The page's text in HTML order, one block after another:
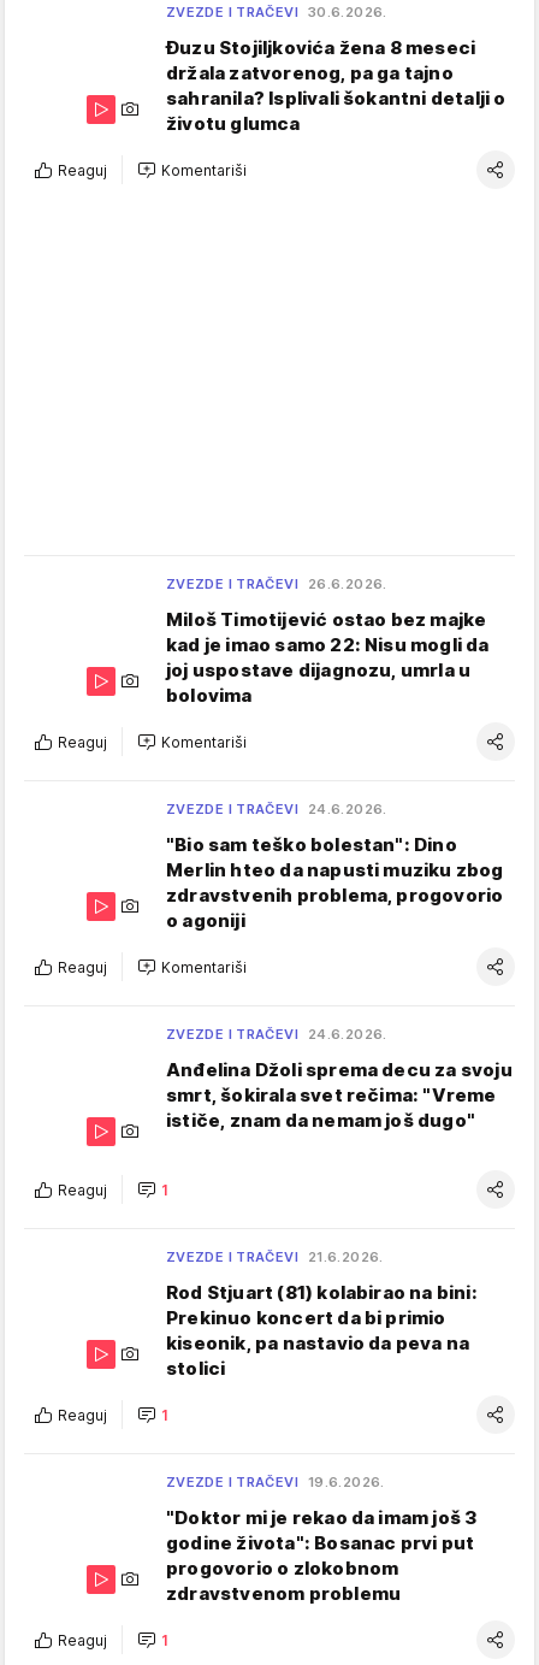
ZVEZDE I TRAČEVI 30.6.2026.
Đuzu Stojiljkovića žena 8 meseci
držala zatvorenog, pa ga tajno
sahranila? Isplivali šokantni detalji o
životu glumca
Reaguj Komentariši
ZVEZDE I TRAČEVI 26.6.2026.
Miloš Timotijević ostao bez majke
kad je imao samo 22: Nisu mogli da
joj uspostave dijagnozu, umrla u
bolovima
Reaguj Komentariši
ZVEZDE I TRAČEVI 24.6.2026.
"Bio sam teško bolestan": Dino
Merlin hteo da napusti muziku zbog
zdravstvenih problema, progovorio
o agoniji
Reaguj Komentariši
ZVEZDE I TRAČEVI 24.6.2026.
Anđelina Džoli sprema decu za svoju
smrt, šokirala svet rečima: "Vreme
ističe, znam da nemam još dugo"
Reaguj 1
ZVEZDE I TRAČEVI 21.6.2026.
Rod Stjuart (81) kolabirao na bini:
Prekinuo koncert da bi primio
kiseonik, pa nastavio da peva na
stolici
Reaguj 1
ZVEZDE I TRAČEVI 19.6.2026.
"Doktor mi je rekao da imam još 3
godine života": Bosanac prvi put
progovorio o zlokobnom
zdravstvenom problemu
Reaguj 1